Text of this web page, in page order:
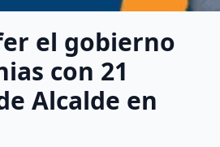
el gobierno
con 21
Alcalde en